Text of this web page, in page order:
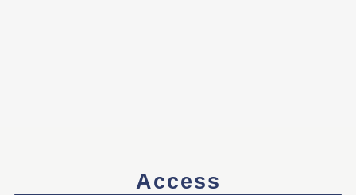
Access